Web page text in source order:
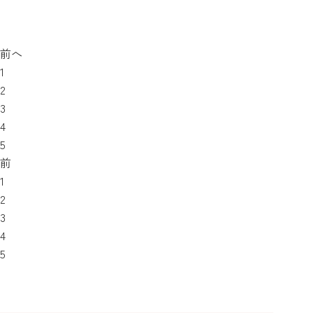
前へ
1
2
3
4
5
前
1
2
3
4
5